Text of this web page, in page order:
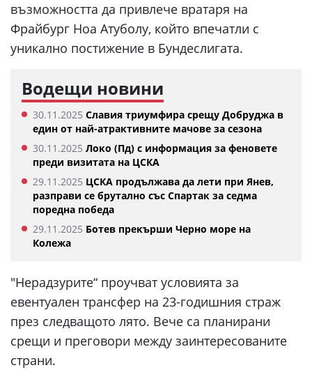
възможността да привлече вратаря на
Фрайбург Ноа Атуболу, който впечатли с
уникално постижение в Бундеслигата.
Водещи новини
30.11.2025 Славия триумфира срещу Добруджа в
един от най-атрактивните мачове за сезона
30.11.2025 Локо (Пд) с информация за феновете
преди визитата на ЦСКА
29.11.2025 ЦСКА продължава да лети при Янев,
разправи се брутално със Спартак за седма
поредна победа
29.11.2025 Ботев прекърши Черно море на
Колежа
"Нерадзурите“ проучват условията за
евентуален трансфер на 23-годишния страж
през следващото лято. Вече са планирани
срещи и преговори между заинтересованите
страни.